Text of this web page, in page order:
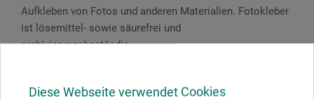
Diese Webseite verwendet Cookies
Aufkleben von Fotos und anderen Materialien. Fotokleber
ist lösemittel- sowie säurefrei und
archivierungsbeständig.